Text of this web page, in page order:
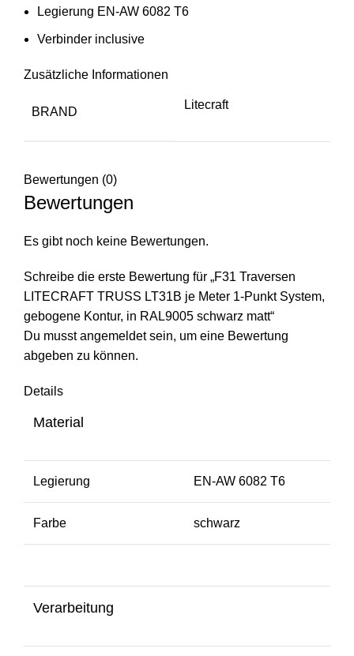
Legierung EN-AW 6082 T6
Verbinder inclusive
Zusätzliche Informationen
BRAND
Litecraft
Bewertungen (0)
Bewertungen
Es gibt noch keine Bewertungen.
Schreibe die erste Bewertung für „F31 Traversen
LITECRAFT TRUSS LT31B je Meter 1-Punkt System,
gebogene Kontur, in RAL9005 schwarz matt“
Du musstangemeldetsein, um eine Bewertung
abgeben zu können.
Details
Material
Legierung EN-AW 6082 T6
Farbe schwarz
Verarbeitung